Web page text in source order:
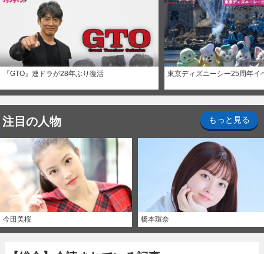
『GTO』連ドラが28年ぶり復活 東京ディズニーシー25周年イ
注目の人物 もっと見る
今田美桜 橋本環奈